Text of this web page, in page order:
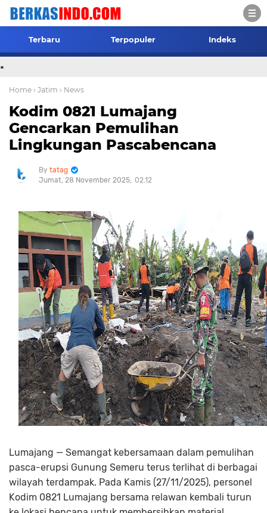
Terbaru Terpopuler Indeks
.
Home › Jatim › News
Kodim 0821 Lumajang
Gencarkan Pemulihan
Lingkungan Pascabencana
tatag
Jumat, 28 November 2025 02.12
Lumajang — Semangat kebersamaan dalam pemulihan
pasca-erupsi Gunung Semeru terus terlihat di berbagai
wilayah terdampak. Pada Kamis (27/11/2025), personel
Kodim 0821 Lumajang bersama relawan kembali turun